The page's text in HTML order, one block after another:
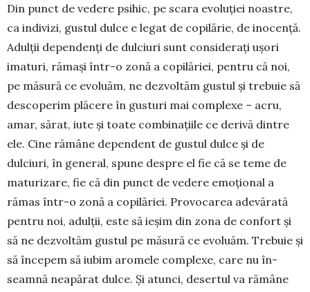
Din punct de vedere psihic, pe scara evoluției noas­tre,
ca indivizi, gustul dulce e legat de copi­lărie, de inocență.
Adulții dependenți de dulciuri sunt considerați ușori
imaturi, rămași într-o zonă a copilăriei, pentru că noi,
pe măsură ce evoluăm, ne dezvoltăm gustul și trebuie să
descoperim plăcere în gusturi mai complexe – acru,
amar, sărat, iute și toate combinațiile ce derivă dintre
ele. Cine rămâne dependent de gustul dulce și de
dulciuri, în general, spune despre el fie că se teme de
maturizare, fie că din punct de vedere emoțional a
rămas într-o zonă a copilăriei. Provocarea adevărată
pentru noi, adul­ții, este să ieșim din zona de confort și
să ne dez­voltăm gustul pe măsură ce evoluăm. Trebuie și
să începem să iubim aromele complexe, care nu în­
seamnă neapărat dulce. Și atunci, desertul va ră­mâne